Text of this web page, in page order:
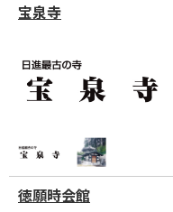
宝泉寺
徳願時会館